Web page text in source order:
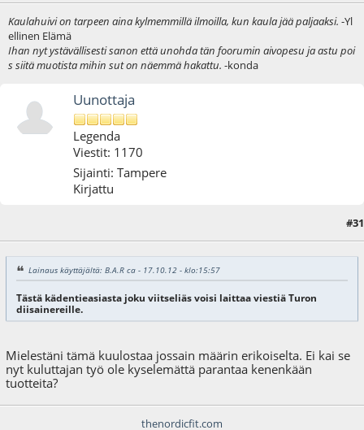
Kaulahuivi on tarpeen aina kylmemmillä ilmoilla, kun kaula jää paljaaksi. -Yl
ellinen Elämä
Ihan nyt ystävällisesti sanon että unohda tän foorumin aivopesu ja astu poi
s siitä muotista mihin sut on näemmä hakattu. -konda
Uunottaja
Legenda
Viestit: 1170
Sijainti: Tampere
Kirjattu
#31
Lainaus käyttäjältä: B.A.R ca - 17.10.12 - klo:15:57
Tästä kädentieasiasta joku viitseliäs voisi laittaa viestiä Turon
diisainereille.
Mielestäni tämä kuulostaa jossain määrin erikoiselta. Ei kai se
nyt kuluttajan työ ole kyselemättä parantaa kenenkään
tuotteita?
thenordicfit.com